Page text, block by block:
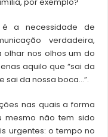
a necessidade de
verdadeira,
olhar nos olhos um do
aquilo que “sai da
sai da nossa boca…”.
nas quais a forma
mesmo não tem sido
urgentes: o tempo no